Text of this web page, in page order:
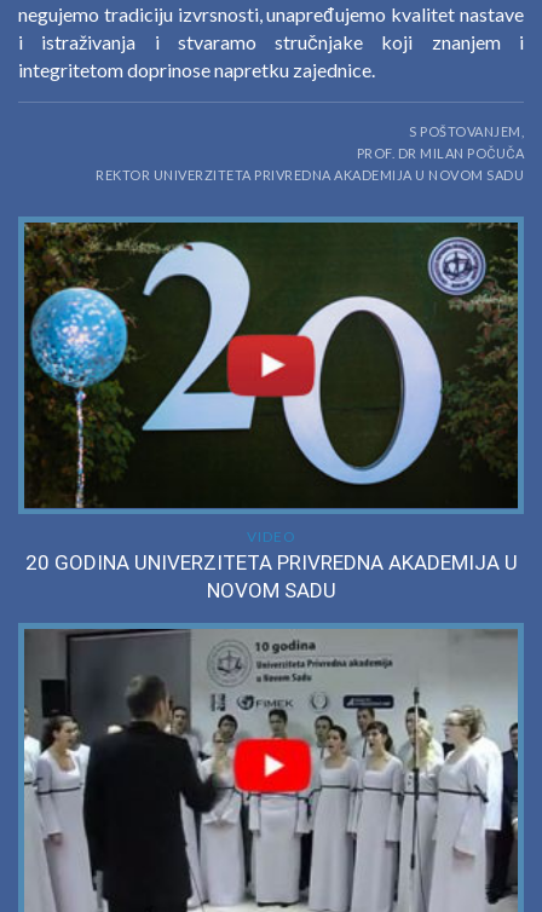
negujemo tradiciju izvrsnosti, unapređujemo kvalitet nastave
i istraživanja i stvaramo stručnjake koji znanjem i
integritetom doprinose napretku zajednice.
S POŠTOVANJEM,
PROF. DR MILAN POČUČA
REKTOR UNIVERZITETA PRIVREDNA AKADEMIJA U NOVOM SADU
VIDEO
20 GODINA UNIVERZITETA PRIVREDNA AKADEMIJA U
NOVOM SADU